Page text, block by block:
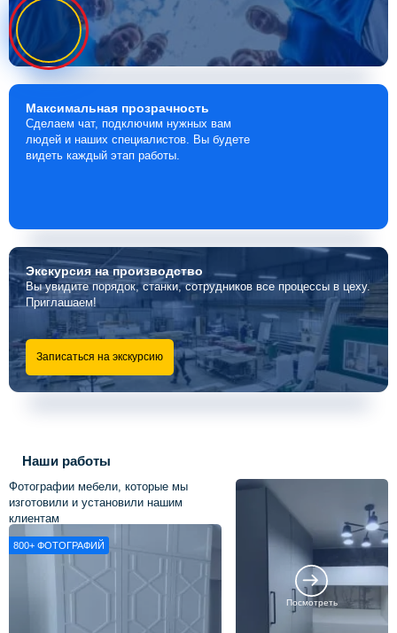
Максимальная прозрачность
Сделаем чат, подключим нужных вам
людей и наших специалистов. Вы будете
видеть каждый этап работы.
Экскурсияна производство
Вы увидите порядок, станки, сотрудников все процессы в цеху.
Приглашаем!
Записаться на экскурсию
Наши работы
Фотографии мебели, которые мы
изготовили и установили нашим
клиентам
800+ ФОТОГРАФИЙ
Посмотреть